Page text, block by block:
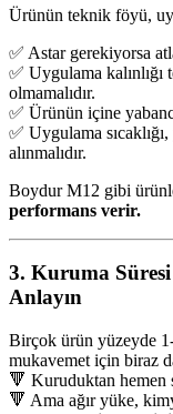
Ürünün teknik föyü,
✅ Astar gerekiyorsa
✅ Uygulama
olmamalıdır.
✅ Ürünün içine
✅ Uygulama
alınmalıdır.
Boydur M12 gibi
performans verir.
3. Kuruma
Anlayın
Birçok ürün yüzeyde
mukavemet için biraz
🔻 Kuruduktan hemen
🔻 Ama ağır yüke,